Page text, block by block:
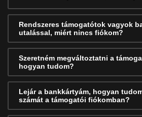
Rendszeres támogatótok vagyok
utalással, miért nincs fiókom?
Szeretném megváltoztatni a
hogyan tudom?
Lejár a bankkártyám, hogyan
számát a támogatói fiókomban?